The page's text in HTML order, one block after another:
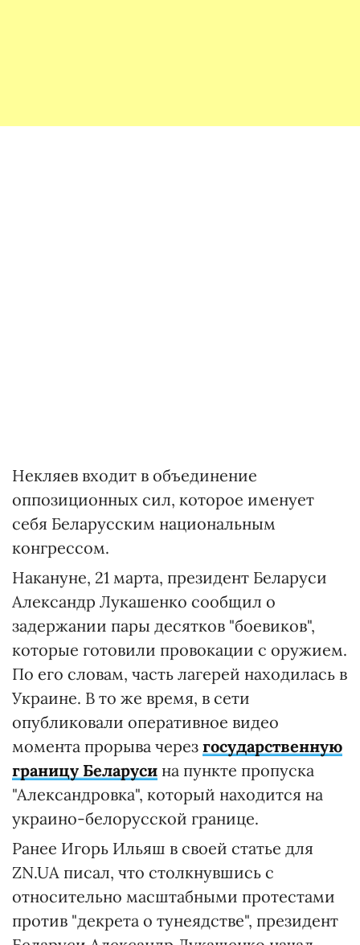
Некляев входит в объединение
оппозиционных сил, которое именует
себя Беларусским национальным
конгрессом.
Накануне, 21 марта, президент Беларуси
Александр Лукашенко сообщил о
задержании пары десятков "боевиков",
которые готовили провокации с оружием.
По его словам, часть лагерей находилась в
Украине. В то же время, в сети
опубликовали оперативное видео
момента прорыва через государственную
границу Беларуси на пункте пропуска
"Александровка", который находится на
украино-белорусской границе.
Ранее Игорь Ильяш в своей статье для
ZN.UA писал, что столкнувшись с
относительно масштабными протестами
против "декрета о тунеядстве", президент